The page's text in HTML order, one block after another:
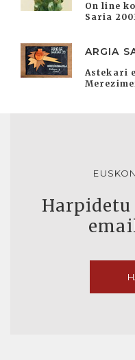
On line
Saria
ARGIA
Astekari
Harpidetu